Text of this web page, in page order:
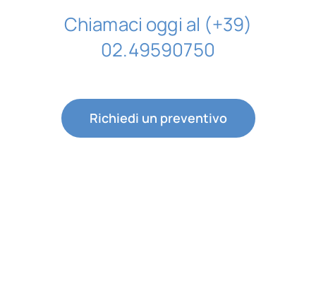
Chiamaci oggi al (+39)
02.49590750
Richiedi un preventivo